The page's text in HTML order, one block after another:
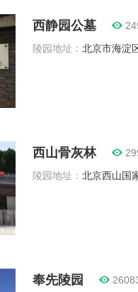
西静园公墓
陵园地址： 北京市海淀
西山骨灰林
陵园地址： 北京西山国
奉先陵园